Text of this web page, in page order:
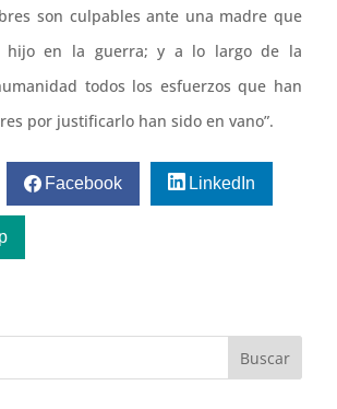
son culpables ante una madre que
hijo en la guerra; y a lo largo de la
todos los esfuerzos que han
por justificarlo han sido en vano”.
Facebook LinkedIn